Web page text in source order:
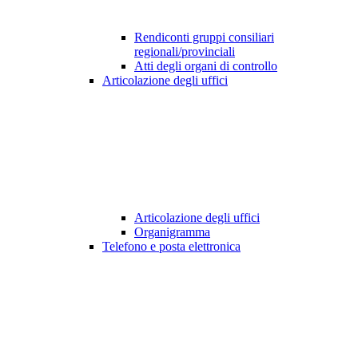
Rendiconti gruppi consiliari
regionali/provinciali
Atti degli organi di controllo
Articolazione degli uffici
Articolazione degli uffici
Organigramma
Telefono e posta elettronica